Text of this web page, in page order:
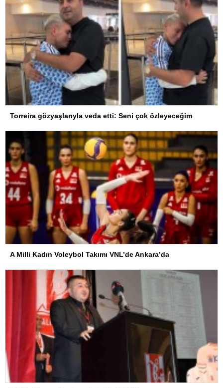
Torreira gözyaşlarıyla veda etti: Seni çok özleyeceğim
A Milli Kadın Voleybol Takımı VNL’de Ankara’da